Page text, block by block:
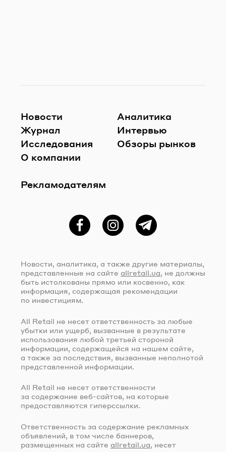
Новости
Журнал
Исследования
О компании
Рекламодателям
Аналитика
Интервью
Обзоры рынков
ФейсбукInstagramTelegram
Новости, аналитика, а также другие материалы,
представленные на сайте allretail.ua, не должны
быть истолкованы прямо или косвенно, как
информация, содержащая рекомендации
по инвестициям.
All Retail не несет ответственность за любые
убытки или ущерб, вызванные в результате
использования любой третьей стороной
информации, содержащейся на нашем сайте,
а также за последствия, вызванные неполнотой
представленной информации.
All Retail не несет ответственности
за содержание веб-сайтов, на которые
предоставляются гиперссылки.
Ответственность за содержание рекламных
объявлений, в том числе баннеров,
размещенных на сайте allretail.ua , несет